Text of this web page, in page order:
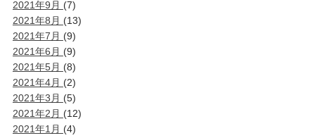
2021年9月 (7)
2021年8月 (13)
2021年7月 (9)
2021年6月 (9)
2021年5月 (8)
2021年4月 (2)
2021年3月 (5)
2021年2月 (12)
2021年1月 (4)